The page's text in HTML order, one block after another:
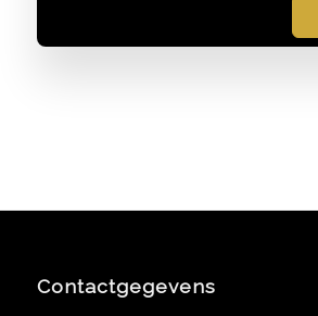
Contactgegevens